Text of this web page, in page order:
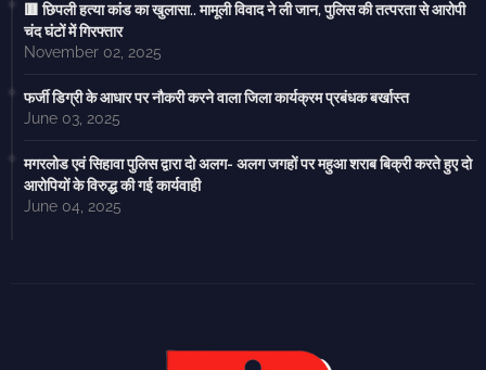
🟥 छिपली हत्या कांड का खुलासा.. मामूली विवाद ने ली जान, पुलिस की तत्परता से आरोपी
चंद घंटों में गिरफ्तार
November 02, 2025
फर्जी डिग्री के आधार पर नौकरी करने वाला जिला कार्यक्रम प्रबंधक बर्खास्त
June 03, 2025
मगरलोड एवं सिहावा पुलिस द्वारा दो अलग- अलग जगहों पर महुआ शराब बिक्री करते हुए दो
आरोपियों के विरुद्ध की गई कार्यवाही
June 04, 2025